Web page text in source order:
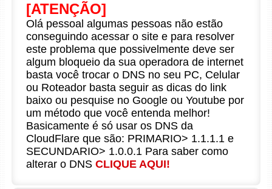
[ATENÇÃO]
Olá pessoal algumas pessoas não estão
conseguindo acessar o site e para resolver
este problema que possivelmente deve ser
algum bloqueio da sua operadora de internet
basta você trocar o DNS no seu PC, Celular
ou Roteador basta seguir as dicas do link
baixo ou pesquise no Google ou Youtube por
um método que você entenda melhor!
Basicamente é só usar os DNS da
CloudFlare que são: PRIMARIO> 1.1.1.1 e
SECUNDARIO> 1.0.0.1 Para saber como
alterar o DNS CLIQUE AQUI!